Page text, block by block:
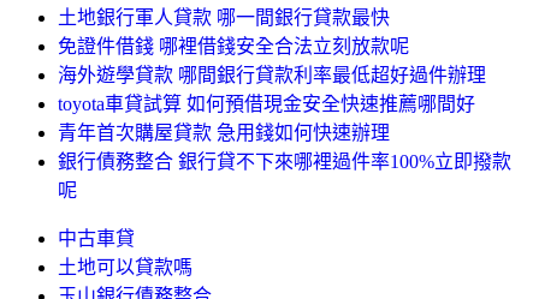
土地銀行軍人貸款 哪一間銀行貸款最快
免證件借錢 哪裡借錢安全合法立刻放款呢
海外遊學貸款 哪間銀行貸款利率最低超好過件辦理
toyota車貸試算 如何預借現金安全快速推薦哪間好
青年首次購屋貸款 急用錢如何快速辦理
銀行債務整合 銀行貸不下來哪裡過件率100%立即撥款
呢
中古車貸
土地可以貸款嗎